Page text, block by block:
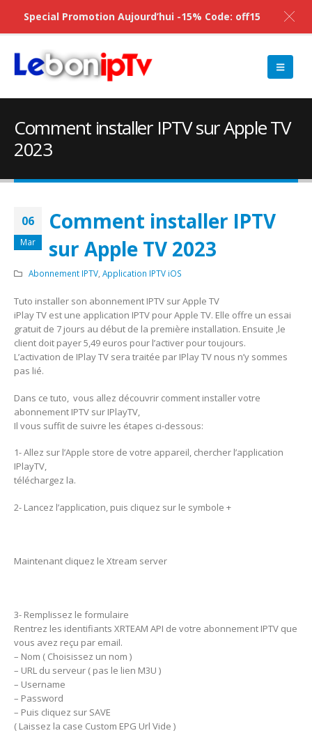
Comment installer IPTV sur Apple TV
2023
06
Mar
Comment installer IPTV
sur Apple TV 2023
Abonnement IPTV, Application IPTV iOS
Tuto installer son abonnement IPTV sur Apple TV
iPlay TV est une application IPTV pour Apple TV. Elle offre un essai
gratuit de 7 jours au début de la première installation. Ensuite ,le
client doit payer 5,49 euros pour l’activer pour toujours.
L’activation de IPlay TV sera traitée par IPlay TV nous n’y sommes
pas lié.
Dans ce tuto, vous allez découvrir comment installer votre
abonnement IPTV sur IPlayTV,
Il vous suffit de suivre les étapes ci-dessous:
1- Allez sur l’Apple store de votre appareil, chercher l’application
IPlayTV,
téléchargez la.
2- Lancez l’application, puis cliquez sur le symbole +
Maintenant cliquez le Xtream server
3- Remplissez le formulaire
Rentrez les identifiants XRTEAM API de votre abonnement IPTV que
vous avez reçu par email.
– Nom ( Choisissez un nom )
– URL du serveur ( pas le lien M3U )
– Username
– Password
– Puis cliquez sur SAVE
( Laissez la case Custom EPG Url Vide )
Special Promotion Aujourd’hui -15% Code: off15